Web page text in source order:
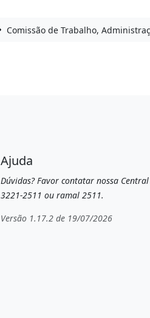
Comissão de Trabalho,
Ajuda
Dúvidas? Favor contatar nossa
3221-2511 ou ramal 2511.
Versão 1.17.2 de 19/07/2026